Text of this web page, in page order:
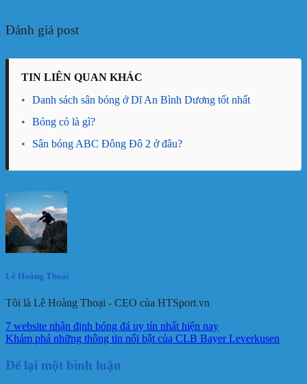
Đánh giá post
TIN LIÊN QUAN KHÁC
•
Danh sách sân bóng ở Dĩ An Bình Dương tốt nhất
•
Bóng cỏ là gì?
•
Sân bóng ABC Đông Đô 2 ở đâu?
Lê Hoàng Thoại
Tôi là Lê Hoàng Thoại - CEO của HTSport.vn
7 website nhận định bóng đá uy tín nhất hiện nay
Khám phá những thông tin nổi bật của CLB Bayer Leverkusen
Để lại một bình luận